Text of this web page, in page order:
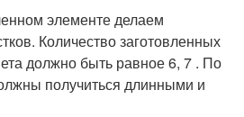
элементе делаем
Количество заготовленных
должно быть равное 6, 7 . По
получиться длинными и